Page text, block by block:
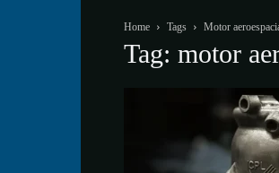
Home Tags Motor
Tag: motor